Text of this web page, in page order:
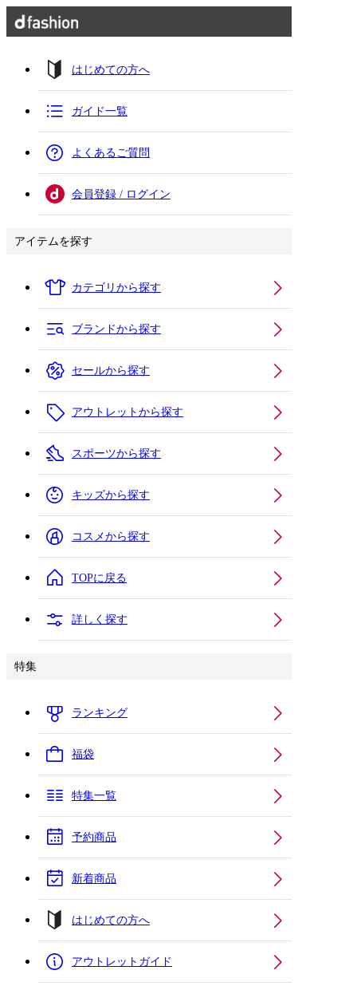
はじめての方へ
ガイド一覧
よくあるご質問
会員登録 / ログイン
アイテムを探す
カテゴリから探す
ブランドから探す
セールから探す
アウトレットから探す
スポーツから探す
キッズから探す
コスメから探す
TOPに戻る
詳しく探す
特集
ランキング
福袋
特集一覧
予約商品
新着商品
はじめての方へ
アウトレットガイド